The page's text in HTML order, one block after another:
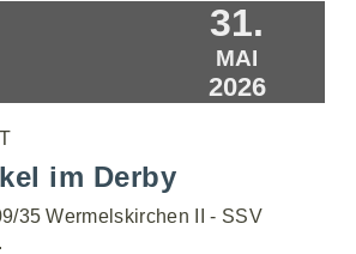
31.
MAI
2026
im Derby
35 Wermelskirchen II - SSV